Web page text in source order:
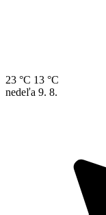
23 °C 13 °C
nedeľa 9. 8.